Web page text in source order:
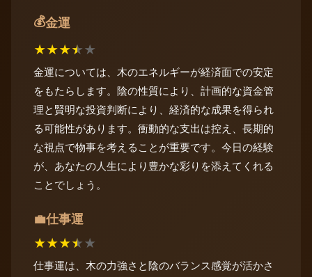
💰金運
★★★★★
金運については、木のエネルギーが経済面での安定
をもたらします。陰の性質により、計画的な資金管
理と賢明な投資判断により、経済的な成果を得られ
る可能性があります。衝動的な支出は控え、長期的
な視点で物事を考えることが重要です。今日の経験
が、あなたの人生により豊かな彩りを添えてくれる
ことでしょう。
💼仕事運
★★★★★
仕事運は、木の力強さと陰のバランス感覚が活かさ